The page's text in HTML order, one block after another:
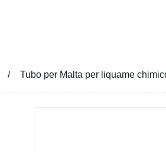
Tubo per Malta per liquame